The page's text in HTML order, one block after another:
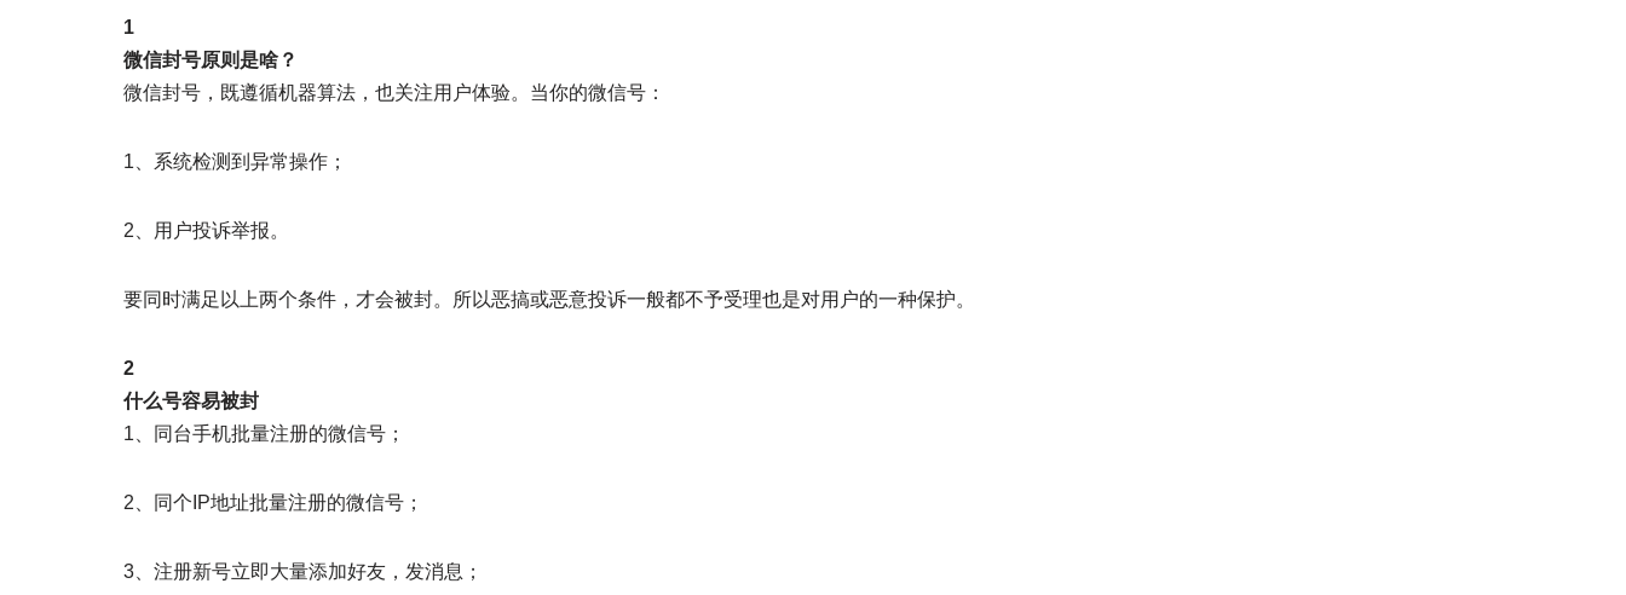
1
微信封号原则是啥？
微信封号，既遵循机器算法，也关注用户体验。当你的微信号：
1、系统检测到异常操作；
2、用户投诉举报。
要同时满足以上两个条件，才会被封。所以恶搞或恶意投诉一般都不予受理也是对用户的一种保护。
2
什么号容易被封
1、同台手机批量注册的微信号；
2、同个IP地址批量注册的微信号；
3、注册新号立即大量添加好友，发消息；